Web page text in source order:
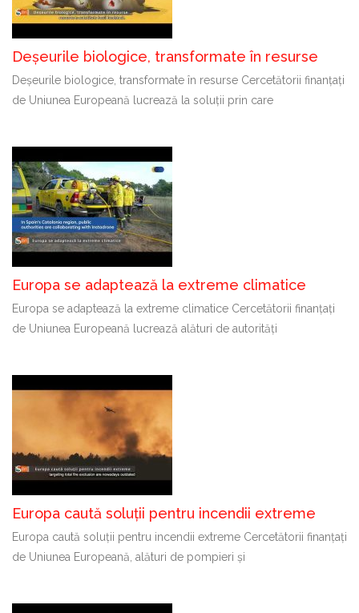
Deșeurile biologice, transformate în resurse
Deșeurile biologice, transformate în resurse Cercetătorii finanțați
de Uniunea Europeană lucrează la soluții prin care
Europa se adaptează la extreme climatice
Europa se adaptează la extreme climatice Cercetătorii finanțați
de Uniunea Europeană lucrează alături de autorități
Europa caută soluții pentru incendii extreme
Europa caută soluții pentru incendii extreme Cercetătorii finanțați
de Uniunea Europeană, alături de pompieri și